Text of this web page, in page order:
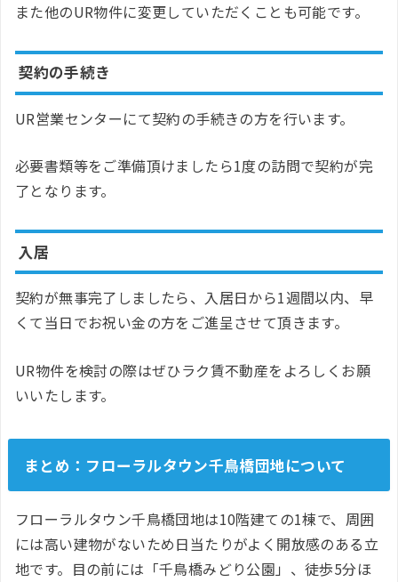
また他のUR物件に変更していただくことも可能です。
契約の手続き
UR営業センターにて契約の手続きの方を行います。
必要書類等をご準備頂けましたら1度の訪問で契約が完
了となります。
入居
契約が無事完了しましたら、入居日から1週間以内、早
くて当日でお祝い金の方をご進呈させて頂きます。
UR物件を検討の際はぜひラク賃不動産をよろしくお願
いいたします。
まとめ：フローラルタウン千鳥橋団地について
フローラルタウン千鳥橋団地は10階建ての1棟で、周囲
には高い建物がないため日当たりがよく開放感のある立
地です。目の前には「千鳥橋みどり公園」、徒歩5分ほ